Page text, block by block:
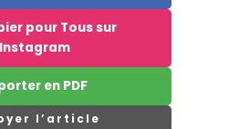
pour Tous sur
Instagram
en PDF
l’article